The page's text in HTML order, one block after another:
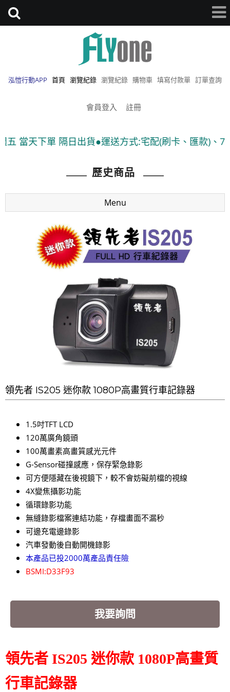
泓愷行動APP 首頁 瀏覽紀錄 瀏覽紀錄 購物車 填寫付款單 訂單查詢
會員登入 註冊
隔日出貨●運送方式:宅配(刷卡、匯款)、7-11貨到付
歷史商品
Menu
領先者 IS205 迷你款 1080P高畫質行車記錄器
1.5吋TFT LCD
120萬廣角鏡頭
100萬畫素高畫質感光元件
G-Sensor碰撞感應，保存緊急錄影
可方便隱藏在後視鏡下，較不會妨礙前檔的視線
4X變焦攝影功能
循環錄影功能
無縫錄影檔案連結功能，存檔畫面不漏秒
可邊充電邊錄影
汽車發動後自動開機錄影
本產品已投2000萬產品責任險
BSMI:D33F93
我要詢問
領先者 IS205 迷你款 1080P高畫質
行車記錄器